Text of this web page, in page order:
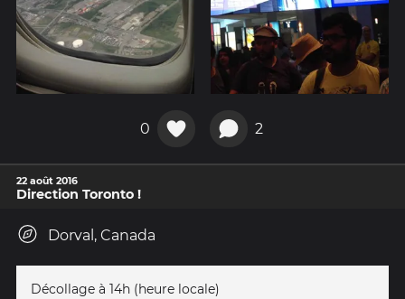
0 2
22 août 2016
Direction Toronto !
Dorval, Canada
Décollage à 14h (heure locale)